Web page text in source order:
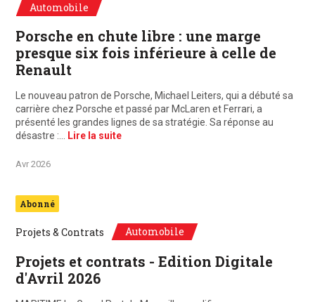
Automobile
Porsche en chute libre : une marge
presque six fois inférieure à celle de
Renault
Le nouveau patron de Porsche, Michael Leiters, qui a débuté sa
carrière chez Porsche et passé par McLaren et Ferrari, a
présenté les grandes lignes de sa stratégie. Sa réponse au
désastre :…
Lire la suite
Avr 2026
Abonné
Projets & Contrats Automobile
Projets et contrats - Edition Digitale
d'Avril 2026